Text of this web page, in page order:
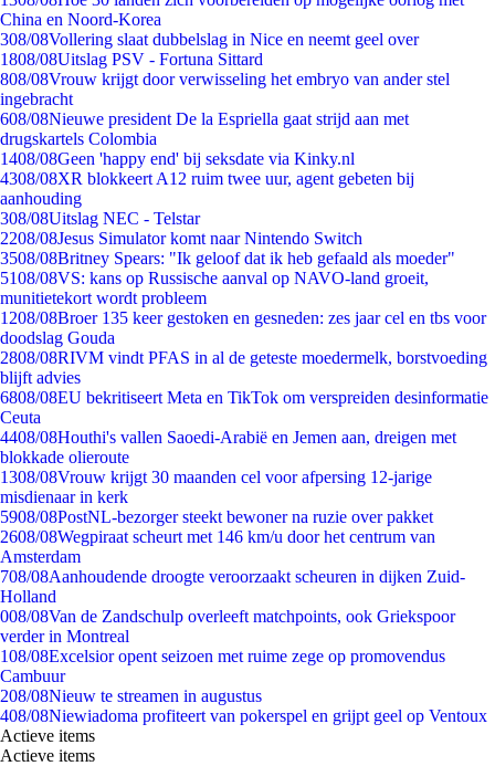
China en Noord-Korea
308/08Vollering slaat dubbelslag in Nice en neemt geel over
1808/08Uitslag PSV - Fortuna Sittard
808/08Vrouw krijgt door verwisseling het embryo van ander stel
ingebracht
608/08Nieuwe president De la Espriella gaat strijd aan met
drugskartels Colombia
1408/08Geen 'happy end' bij seksdate via Kinky.nl
4308/08XR blokkeert A12 ruim twee uur, agent gebeten bij
aanhouding
308/08Uitslag NEC - Telstar
2208/08Jesus Simulator komt naar Nintendo Switch
3508/08Britney Spears: "Ik geloof dat ik heb gefaald als moeder"
5108/08VS: kans op Russische aanval op NAVO-land groeit,
munitietekort wordt probleem
1208/08Broer 135 keer gestoken en gesneden: zes jaar cel en tbs voor
doodslag Gouda
2808/08RIVM vindt PFAS in al de geteste moedermelk, borstvoeding
blijft advies
6808/08EU bekritiseert Meta en TikTok om verspreiden desinformatie
Ceuta
4408/08Houthi's vallen Saoedi-Arabië en Jemen aan, dreigen met
blokkade olieroute
1308/08Vrouw krijgt 30 maanden cel voor afpersing 12-jarige
misdienaar in kerk
5908/08PostNL-bezorger steekt bewoner na ruzie over pakket
2608/08Wegpiraat scheurt met 146 km/u door het centrum van
Amsterdam
708/08Aanhoudende droogte veroorzaakt scheuren in dijken Zuid-
Holland
008/08Van de Zandschulp overleeft matchpoints, ook Griekspoor
verder in Montreal
108/08Excelsior opent seizoen met ruime zege op promovendus
Cambuur
208/08Nieuw te streamen in augustus
408/08Niewiadoma profiteert van pokerspel en grijpt geel op Ventoux
Actieve items
Actieve items